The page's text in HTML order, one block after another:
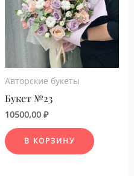
Авторские букеты
Букет №23
10500,00 ₽
В КОРЗИНУ